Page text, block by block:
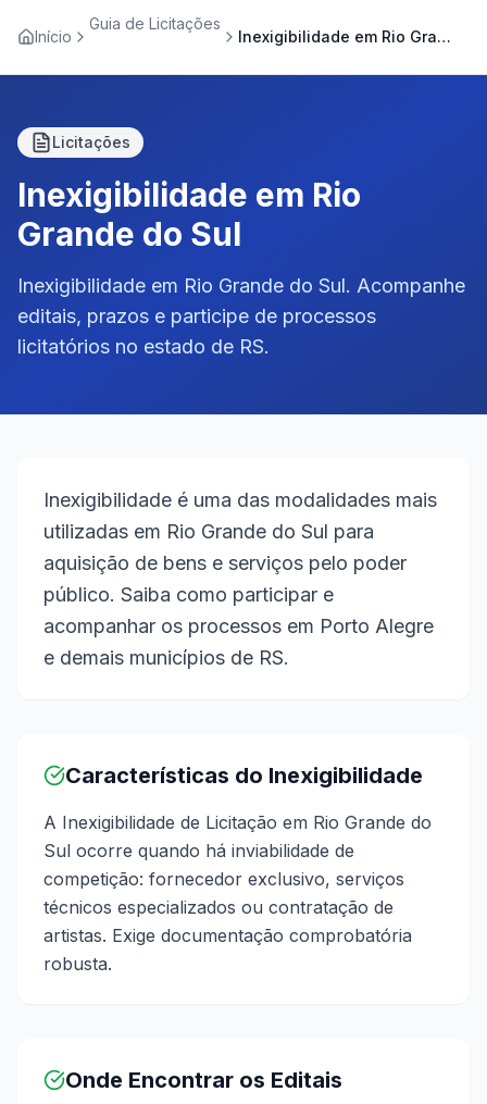
Início
Guia de Licitações
Inexigibilidade em Rio Grande do Sul
Licitações
Inexigibilidade em Rio
Grande do Sul
Inexigibilidade em Rio Grande do Sul. Acompanhe
editais, prazos e participe de processos
licitatórios no estado de RS.
Inexigibilidade é uma das modalidades mais
utilizadas em Rio Grande do Sul para
aquisição de bens e serviços pelo poder
público. Saiba como participar e
acompanhar os processos em Porto Alegre
e demais municípios de RS.
Características do Inexigibilidade
A Inexigibilidade de Licitação em Rio Grande do
Sul ocorre quando há inviabilidade de
competição: fornecedor exclusivo, serviços
técnicos especializados ou contratação de
artistas. Exige documentação comprobatória
robusta.
Onde Encontrar os Editais